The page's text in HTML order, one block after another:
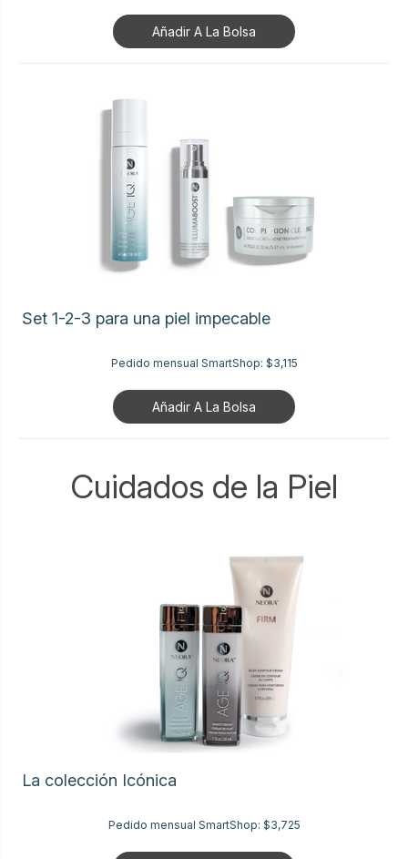
Añadir A La Bolsa
Set 1-2-3 para una piel impecable
Pedido mensual SmartShop: $3,115
Añadir A La Bolsa
Cuidados de la Piel
La colección Icónica
Pedido mensual SmartShop: $3,725